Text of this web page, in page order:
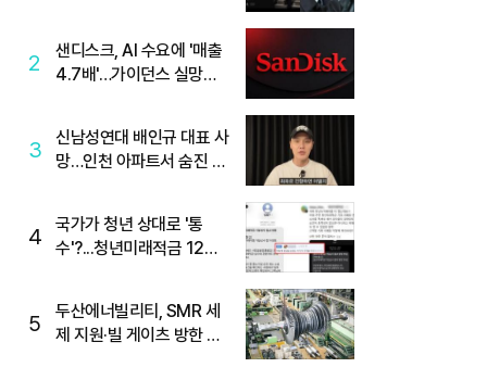
2
샌디스크, AI 수요에 '매출
4.7배'…가이던스 실망에
3
신남성연대 배인규 대표 사
망…인천 아파트서 숨진 채
4
국가가 청년 상대로 '통
수'?...청년미래적금 12%
5
두산에너빌리티, SMR 세
제 지원·빌 게이츠 방한 기